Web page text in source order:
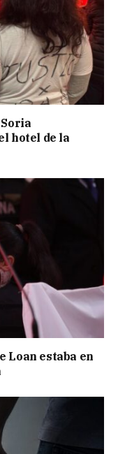
hotel de la
Loan estaba en